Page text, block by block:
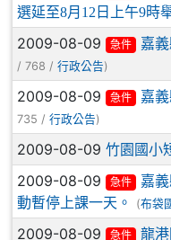
選延至8月12日上午9時
2009-08-09 急件 嘉
/ 768 /行政公告)
2009-08-09 急件 嘉
735 /行政公告)
2009-08-09竹園國小
2009-08-09 急件
嘉
動暫停上課一天。
(布袋
2009-08-09 急件 龍